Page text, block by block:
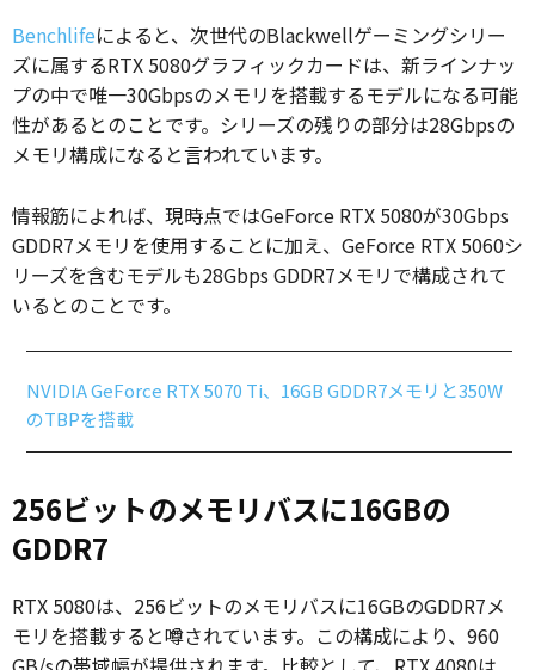
Benchlifeによると、次世代のBlackwellゲーミングシリー
ズに属するRTX 5080グラフィックカードは、新ラインナッ
プの中で唯一30Gbpsのメモリを搭載するモデルになる可能
性があるとのことです。シリーズの残りの部分は28Gbpsの
メモリ構成になると言われています。
情報筋によれば、現時点ではGeForce RTX 5080が30Gbps
GDDR7メモリを使用することに加え、GeForce RTX 5060シ
リーズを含むモデルも28Gbps GDDR7メモリで構成されて
いるとのことです。
NVIDIA GeForce RTX 5070 Ti、16GB GDDR7メモリと350W
のTBPを搭載
256ビットのメモリバスに16GBの
GDDR7
RTX 5080は、256ビットのメモリバスに16GBのGDDR7メ
モリを搭載すると噂されています。この構成により、960